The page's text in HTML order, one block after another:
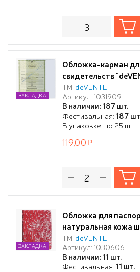
Обложка-карман
свидетельств
мм), ПВХ 300 мкм,
поверхность, без
горизонтальный
ТМ: deVENTE
Артикул: 1031909
В наличии: 187 шт.
Фестивальная: 187
В упаковке: по 25 шт
ЗАКЛАДКА
119,00
Обложка для
натуральная кожа
крокодила,
отделами для
скругленные уголки,
ТМ: deVENTE
Артикул: 1030606
В наличии: 11 шт.
Фестивальная: 11 шт.
ЗАКЛАДКА